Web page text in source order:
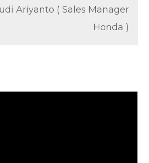
Ariyanto ( Sales Manager
Honda )